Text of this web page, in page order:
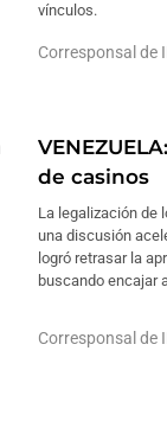
vínculos.
Corresponsal de
de casinos
La legalización de
una discusión
logró retrasar la
buscando encajar
Corresponsal de